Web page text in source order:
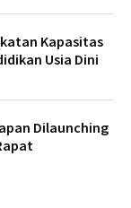
Kapasitas
Usia Dini
Dilaunching